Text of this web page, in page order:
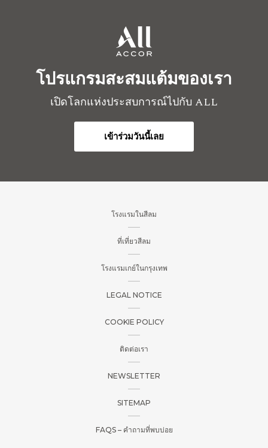
โรงแรมในสีลม
ที่เที่ยวสีลม
โรงแรมเกย์ในกรุงเทพ
LEGAL NOTICE
COOKIE POLICY
ติดต่อเรา
NEWSLETTER
SITEMAP
FAQS – คำถามที่พบบ่อย
โปรแกรมสะสมแต้มของเรา
เปิดโลกแห่งประสบการณ์ไปกับ ALL
เข้าร่วมวันนี้เลย